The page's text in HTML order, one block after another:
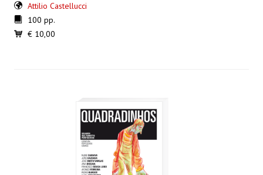
Attilio Castellucci
100 pp.
€ 10,00